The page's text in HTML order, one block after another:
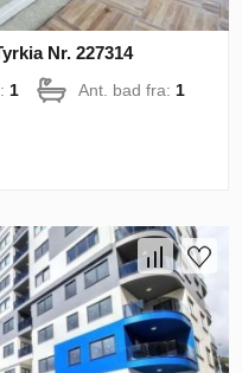
Nr. 227314
1 Ant. bad fra: 1